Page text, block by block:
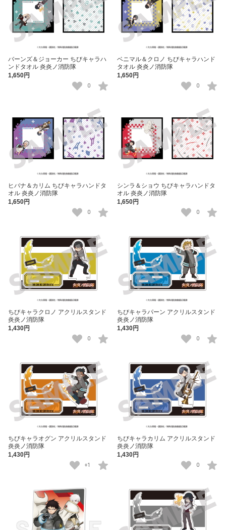
バーンズ＆ジョーカー ちびキャラハ
ンドタオル 炎炎ノ消防隊
1,650円
0
ベニマル＆クロノ ちびキャラハンド
タオル 炎炎ノ消防隊
1,650円
0
ヒバナ＆カリム ちびキャラハンドタ
オル 炎炎ノ消防隊
1,650円
0
シンラ＆ショウ ちびキャラハンドタ
オル 炎炎ノ消防隊
1,650円
0
ちびキャラクロノ アクリルスタンド
炎炎ノ消防隊
1,430円
0
ちびキャラパーン アクリルスタンド
炎炎ノ消防隊
1,430円
0
ちびキャラオグン アクリルスタンド
炎炎ノ消防隊
1,430円
+1
ちびキャラカリム アクリルスタンド
炎炎ノ消防隊
1,430円
0